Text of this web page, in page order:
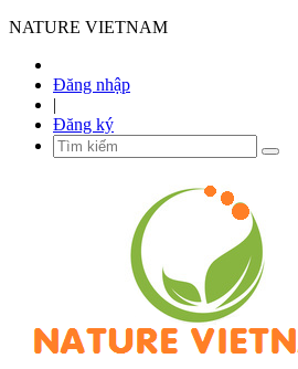
NATURE VIETNAM
Đăng nhập
|
Đăng ký